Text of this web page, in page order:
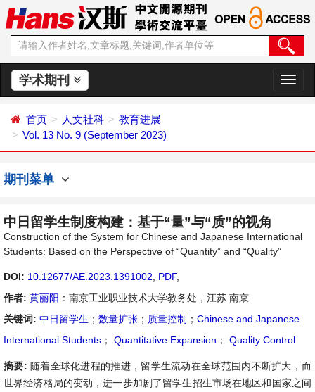
学术期刊
切
换
首页 人文社科
教育进展
Vol. 13 No. 9 (September 2023)
期刊菜单
中日留学生制度构建：基于“量”与“质”的视角
Construction of the System for Chinese and Japanese International
Students: Based on the Perspective of “Quantity” and “Quality”
DOI: 10.12677/AE.2023.1391002 PDF,
作者: 黄丽阳 ：南京工业职业技术大学教务处，江苏 南京
关键词: 中日留学生 ； 数量扩张 ； 质量控制 ； Chinese and Japanese
International Students ； Quantitative Expansion ； Quality Control
摘要: 随着全球化进程的推进，留学生流动在全球范围内不断扩大，而
世界经济格局的变动，进一步加剧了留学生招生市场在地区和国家之间